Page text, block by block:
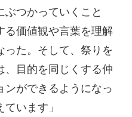
ぶつかっていくこと
る価値観や言葉を理解
った。そして、祭りを
、目的を同じくする仲
ンができるようになっ
います」